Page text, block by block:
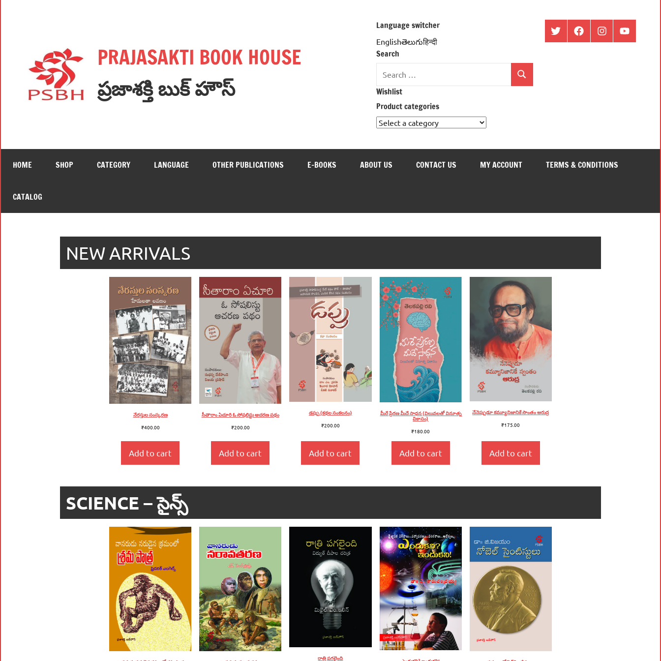
PRAJASAKTI BOOK HOUSE
ప్రజాశక్తి బుక్ హౌస్
Language switcher
Englishతెలుగుहिन्दी
Search
for:
Search
Wishlist
Product categories
ట్విట్టర్
ఫేస్
ఇంస్టాగ్రామ్యూట్యూబ్
HOME SHOP CATEGORY LANGUAGE OTHER PUBLICATIONS E-BOOKS ABOUT US CONTACT US MY ACCOUNT TERMS & CONDITIONS
CATALOG
NEW ARRIVALS
నేరస్తుల సంస్కరణ
₹400.00
Add to cart
సీతారాం ఏచూరి ఓ సోషలిస్టు ఆచరణ పథం
₹200.00
Add to cart
డప్పు (కథల సంకలనం)
₹200.00
Add to cart
మీరే ప్రేరణ మీదే సాధన (విలువలతో వినూత్న
వికాసం)
₹180.00
Add to cart
నేనెప్పుడూ కమ్యూనిజానికే సొంతం ఆరుద్ర
₹175.00
Add to cart
SCIENCE – సైన్స్
రాత్రి పగలైంది